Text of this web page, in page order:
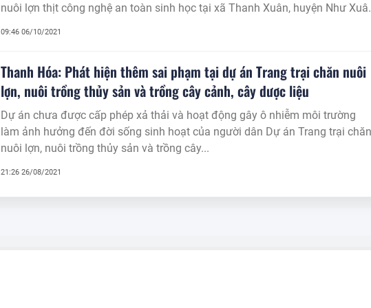
nuôi lợn thịt công nghệ an toàn sinh học tại xã Thanh Xuân, huyện Như
09:46 06/10/2021
Thanh Hóa: Phát hiện thêm sai phạm tại dự án Trang trại chăn nuôi
lợn, nuôi trồng thủy sản và trồng cây cảnh, cây dược liệu
Dự án chưa được cấp phép xả thải và hoạt động gây ô nhiễm môi trường
làm ảnh hưởng đến đời sống sinh hoạt của người dân Dự án Trang trại chăn
nuôi lợn, nuôi trồng thủy sản và trồng cây...
21:26 26/08/2021